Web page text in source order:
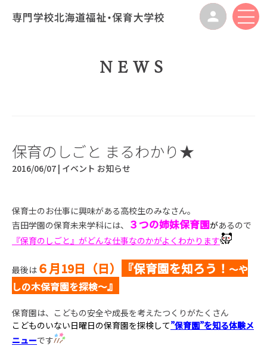
NEWS
保育のしごと まるわかり★
2016/06/07 | イベント お知らせ
保育士のお仕事に興味がある高校生のみなさん。
吉田学園の保育未来学科には、 ３つの姉妹保育園があるので
『保育のしごと』がどんな仕事なのかがよくわかります
最後は ６月19日（日） 『保育園を知ろう！ ～や
しの木保育園を探検～』
保育園は、こどもの安全や成長を考えたつくりがたくさん
こどものいない日曜日の保育園を探検して”保育園”を知る体験メ
ニューです